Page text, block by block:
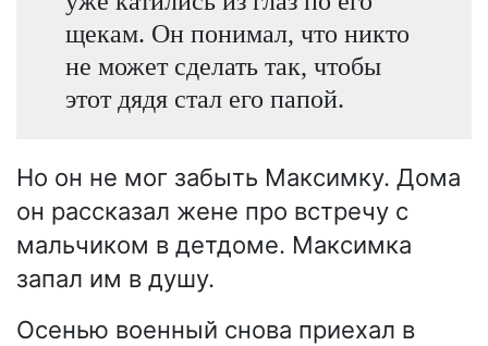
щекам. Он понимал, что никто
не может сделать так, чтобы
этот дядя стал его папой.
Но он не мог забыть Максимку. Дома
он рассказал жене про встречу с
мальчиком в детдоме. Максимка
запал им в душу.
Осенью военный снова приехал в